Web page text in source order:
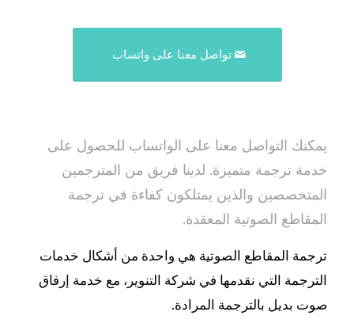
تواصل معنا على واتساب
يمكنك التواصل معنا على الواتساب للحصول على
خدمة ترجمة متميزة. لدينا فريق من المترجمين
المتخصصين والذين يمتلكون كفاءة في ترجمة
المقاطع الصوتية المعقدة.
ترجمة المقاطع الصوتية هي واحدة من أشكال خدمات
الترجمة التي نقدمها في شركة التنوير، مع خدمة إرفاق
صوت بديل بالترجمة المرادة.